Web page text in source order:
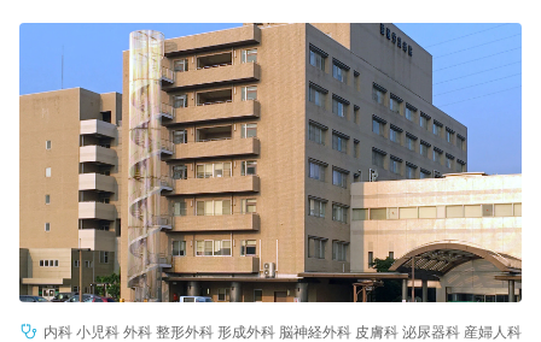
内科 小児科 外科 整形外科 形成外科 脳神経外科 皮膚科 泌尿器科 産婦人科